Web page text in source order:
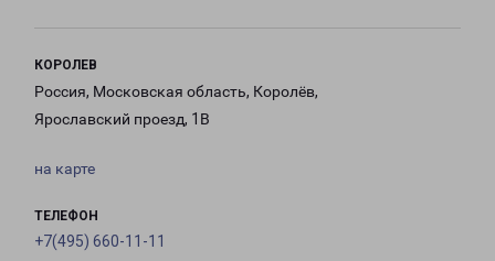
КОРОЛЕВ
Россия, Московская область, Королёв,
Ярославский проезд, 1В
на карте
ТЕЛЕФОН
+7(495) 660-11-11